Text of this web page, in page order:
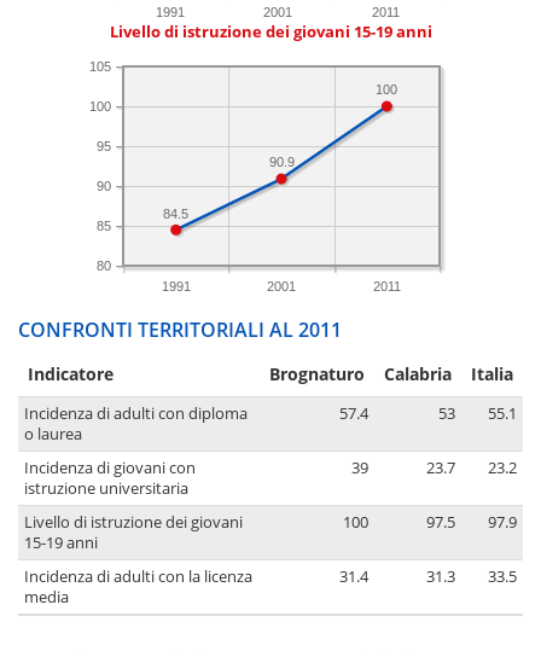
1991 2001 2011
Livello di istruzione dei giovani 15-19 anni
1991 2001 2011
80
85
90
95
100
105
100
90.9
84.5
CONFRONTI TERRITORIALI AL 2011
Indicatore Brognaturo Calabria Italia
Incidenza di adulti con diploma
o laurea
57.4 53 55.1
Incidenza di giovani con
istruzione universitaria
39 23.7 23.2
Livello di istruzione dei giovani
15-19 anni
100 97.5 97.9
Incidenza di adulti con la licenza
media
31.4 31.3 33.5